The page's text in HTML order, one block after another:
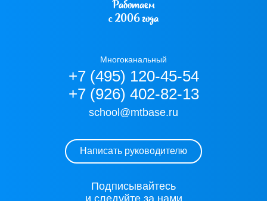
Работаем
с 2006 года
Многоканальный
+7 (495) 120-45-54
+7 (926) 402-82-13
school@mtbase.ru
Написать руководителю
Подписывайтесь